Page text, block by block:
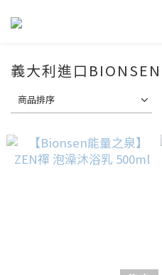
義大利進口
商品排序